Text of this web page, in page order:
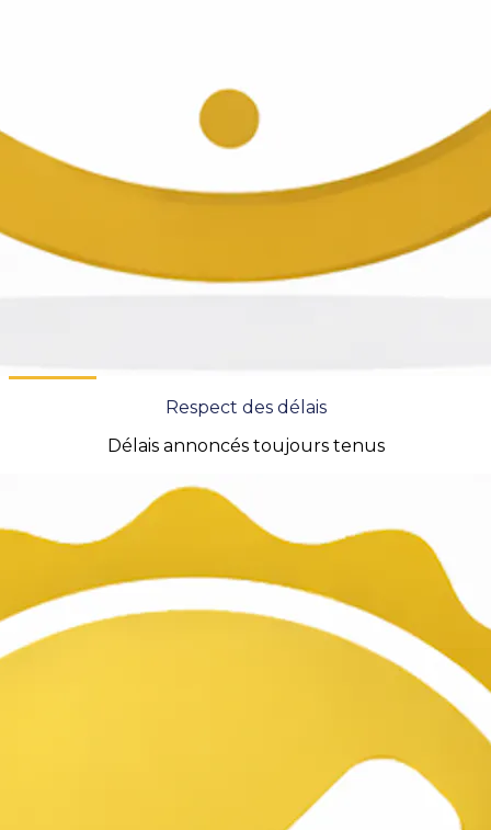
Respect des délais
Délais annoncés toujours tenus